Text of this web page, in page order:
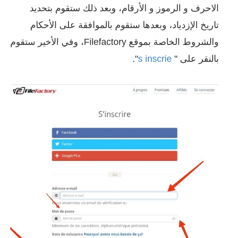
الاحرف و الرموز و الأرقام، وبعد ذلك ستقوم بتحديد
تاريخ الإزدياد، وبعدها ستقوم بالموافقة على الأحكام
والشروط الخاصة بموقع Filefactory، وفي الأخير ستقوم
بالنقر على " s inscrie
".